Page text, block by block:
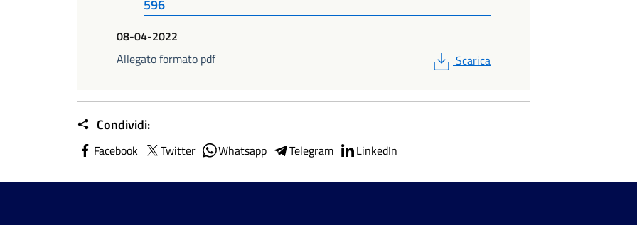
596
08-04-2022
Allegato formato pdf
PDF
Scarica
Condividi:
Facebook Twitter Whatsapp Telegram LinkedIn